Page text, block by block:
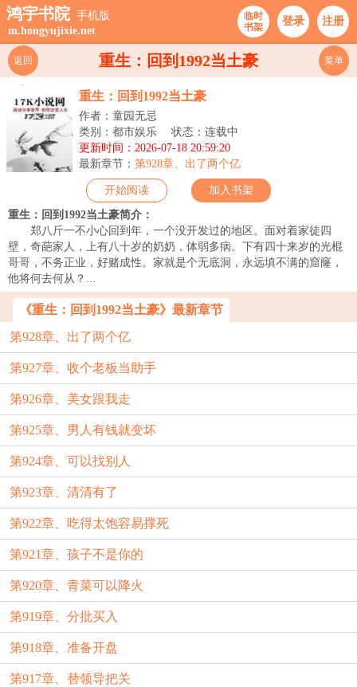
鸿宇书院 手机版
m.hongyujixie.net
临时
书架
登录 注册
重生：回到1992当土豪
返回 菜单
重生：回到1992当土豪
作者：童园无忌
类别：都市娱乐
状态：连载中
更新时间：2026-07-18 20:59:20
最新章节： 第928章、出了两个亿
开始阅读 加入书架
重生：回到1992当土豪简介：
郑八斤一不小心回到年，一个没开发过的地区。面对着家徒四
壁，奇葩家人，上有八十岁的奶奶，体弱多病。下有四十来岁的光棍
哥哥，不务正业，好赌成性。家就是个无底洞，永远填不满的窟窿，
他将何去何从？...
《重生：回到1992当土豪》最新章节
第928章、出了两个亿
第927章、收个老板当助手
第926章、美女跟我走
第925章、男人有钱就变坏
第924章、可以找别人
第923章、清清有了
第922章、吃得太饱容易撑死
第921章、孩子不是你的
第920章、青菜可以降火
第919章、分批买入
第918章、准备开盘
第917章、替领导把关